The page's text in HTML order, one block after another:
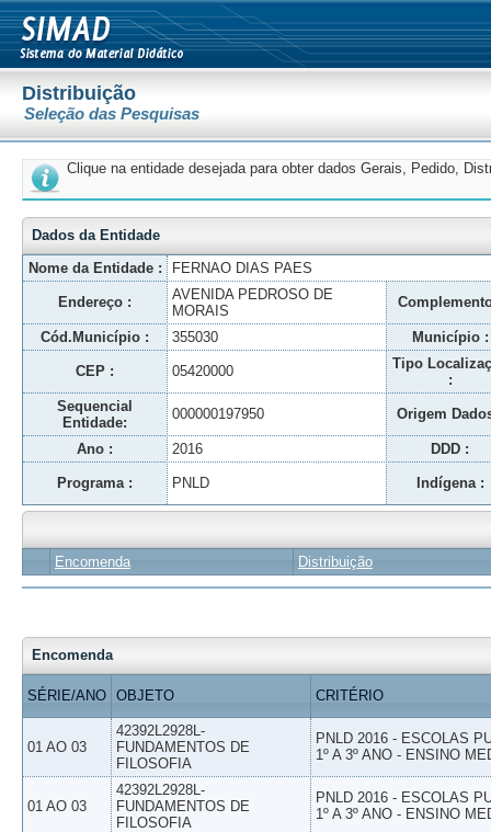
Distribuição
Seleção das Pesquisas
Clique na entidade desejada para obter dados Gerais, Pedido,
Dados da Entidade
Nome da Entidade :
FERNAO DIAS PAES
Endereço :
AVENIDA PEDROSO DE
MORAIS
Cód.Município : 355030 Município :
CEP : 05420000
Tipo
:
Sequencial
Entidade:
000000197950 Origem
Ano : 2016 DDD :
Programa : PNLD Indígena :
Encomenda Distribuição
Encomenda
SÉRIE/ANO OBJETO CRITÉRIO
01 AO 03
42392L2928L-
FUNDAMENTOS DE
FILOSOFIA
PNLD 2016 - ESCOLAS
1º A 3º ANO - ENSINO
01 AO 03
42392L2928L-
FUNDAMENTOS DE
FILOSOFIA
PNLD 2016 - ESCOLAS
1º A 3º ANO - ENSINO